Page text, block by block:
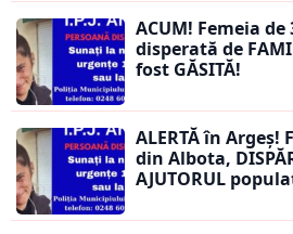
ACUM! Femeia de
disperată de
fost GĂSITĂ!
ALERTĂ în Argeș!
din Albota,
AJUTORUL